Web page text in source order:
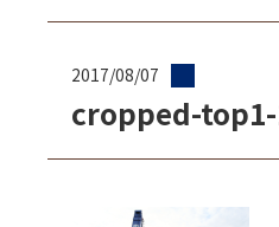
2017/08/07
cropped-